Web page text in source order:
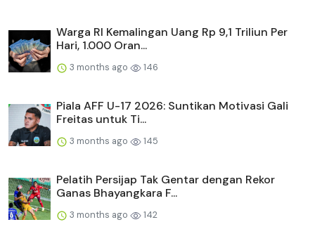
Warga RI Kemalingan Uang Rp 9,1 Triliun Per
Hari, 1.000 Oran...
3 months ago 146
Piala AFF U-17 2026: Suntikan Motivasi Gali
Freitas untuk Ti...
3 months ago 145
Pelatih Persijap Tak Gentar dengan Rekor
Ganas Bhayangkara F...
3 months ago 142